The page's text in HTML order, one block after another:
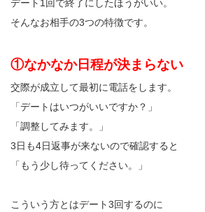
デート1回で終了にしたほうがいい。
そんなお相手の3つの特徴です。
①なかなか日程が決まらない
交際が成立して最初に電話をします。
「デートはいつがいいですか？」
「調整してみます。」
3日も4日返事が来ないので確認すると
「もう少し待ってください。」
こういう方とはデート3回するのに